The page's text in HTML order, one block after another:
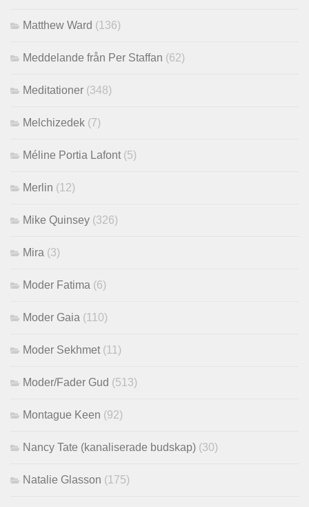
Matthew Ward (136)
Meddelande från Per Staffan (62)
Meditationer (348)
Melchizedek (7)
Méline Portia Lafont(5)
Merlin (12)
Mike Quinsey (326)
Mira (3)
Moder Fatima (6)
Moder Gaia (110)
Moder Sekhmet(11)
Moder/Fader Gud (513)
Montague Keen (92)
Nancy Tate (kanaliserade budskap) (30)
Natalie Glasson (175)